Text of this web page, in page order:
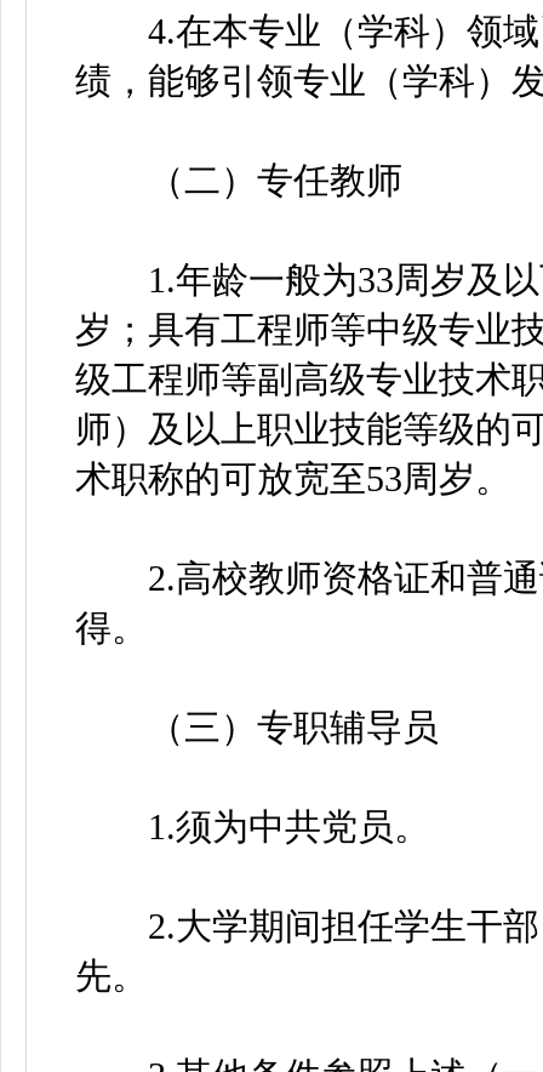
4.在本专业（学科）领域
绩，能够引领专业（学科）
（二）专任教师
1.年龄一般为33周岁及以
岁；具有工程师等中级专业
级工程师等副高级专业技术
师）及以上职业技能等级的
术职称的可放宽至53周岁。
2.高校教师资格证和普通
得。
（三）专职辅导员
1.须为中共党员。
2.大学期间担任学生干部
先。